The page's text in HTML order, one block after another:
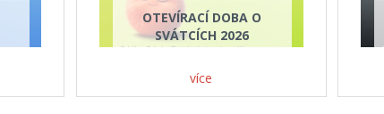
OTEVÍRACÍ DOBA O
SVÁTCÍCH 2026
více